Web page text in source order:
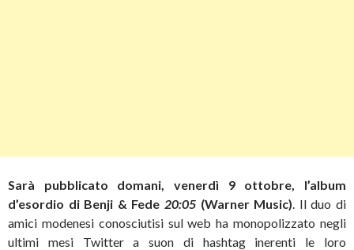
Sarà pubblicato domani, venerdì 9 ottobre, l’album
d’esordio di Benji & Fede 20:05 (Warner Music) . Il duo di
amici modenesi conosciutisi sul web ha monopolizzato negli
ultimi mesi Twitter a suon di hashtag inerenti le loro